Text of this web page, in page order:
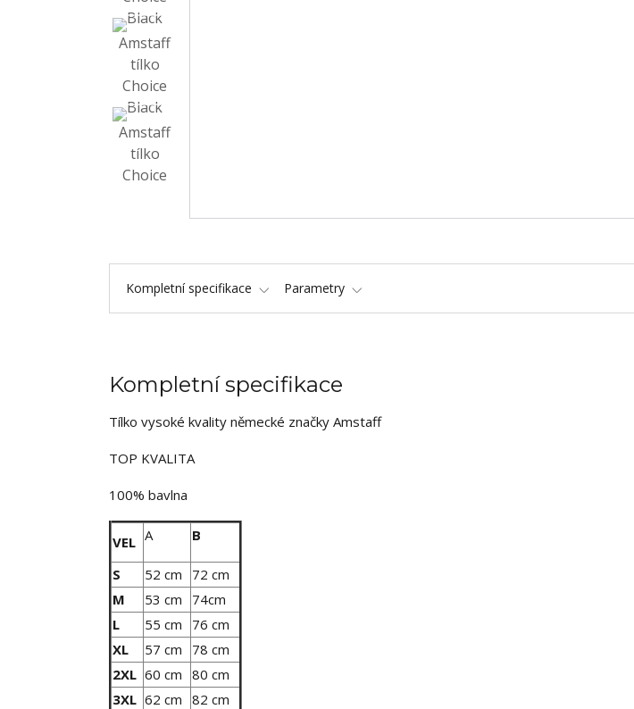
Kompletní specifikace Parametry
Kompletní specifikace
Tílko vysoké kvality německé značky Amstaff
TOP KVALITA
100% bavlna
VEL A B
S 52 cm
72 cm
M
53 cm
74cm
L
55 cm
76 cm
XL
57 cm
78 cm
2XL 60 cm 80 cm
3XL 62 cm 82 cm